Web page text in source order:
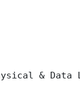
& Data